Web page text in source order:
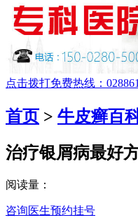
点击拨打免费热线：
首页 > 牛皮癣百
治疗银屑病最好
阅读量：
咨询医生预约挂号